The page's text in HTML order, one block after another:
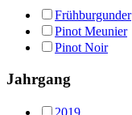
Frühburgunder
Pinot Meunier
Pinot Noir
Jahrgang
2019